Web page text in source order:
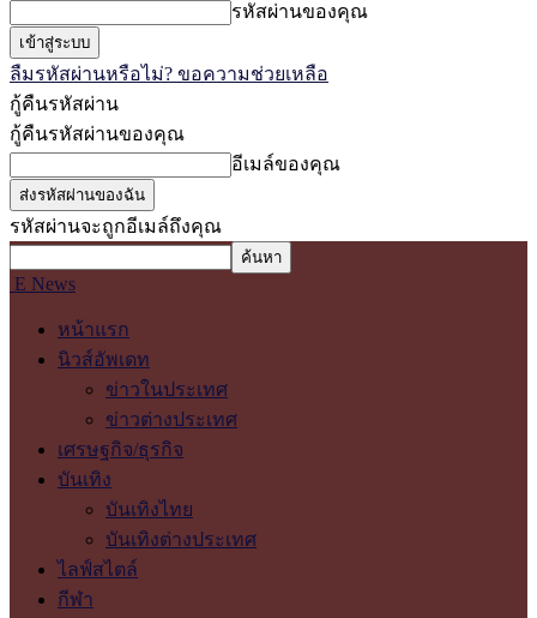
รหัสผ่านของคุณ
ลืมรหัสผ่านหรือไม่? ขอความช่วยเหลือ
กู้คืนรหัสผ่าน
กู้คืนรหัสผ่านของคุณ
อีเมล์ของคุณ
รหัสผ่านจะถูกอีเมล์ถึงคุณ
E News
หน้าแรก
นิวส์อัพเดท
ข่าวในประเทศ
ข่าวต่างประเทศ
เศรษฐกิจ/ธุรกิจ
บันเทิง
บันเทิงไทย
บันเทิงต่างประเทศ
ไลฟ์สไตล์
กีฬา